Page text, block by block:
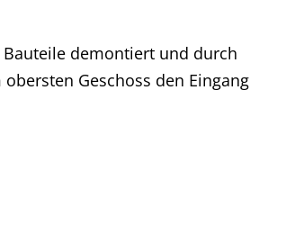
demontiert und durch
Geschoss den Eingang